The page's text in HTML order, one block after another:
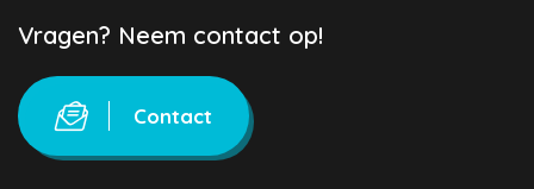
Vragen? Neem contact op!
Contact